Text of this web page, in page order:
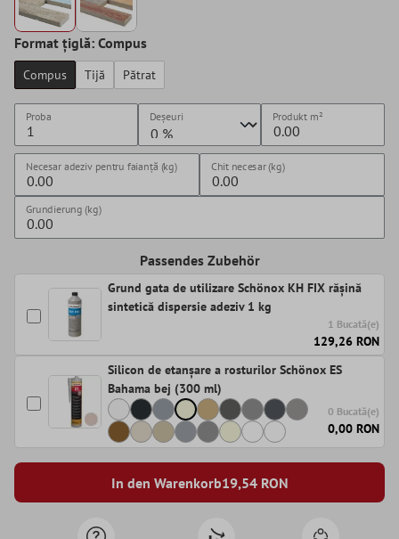
Format țiglă: Compus
Compus Tijă Pătrat
Proba Deșeuri Produkt m²
Necesar adeziv pentru faianță (kg) Chit necesar (kg)
Grundierung (kg)
Passendes Zubehör
Grund gata de utilizare Schönox KH FIX rășină
sintetică dispersie adeziv 1 kg
1 Bucată(e)
129,26 RON
Silicon de etanșare a rosturilor Schönox ES
Bahama bej (300 ml)
0 Bucată(e)
0,00 RON
In den Warenkorb19,54RON